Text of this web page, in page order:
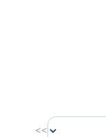
>>